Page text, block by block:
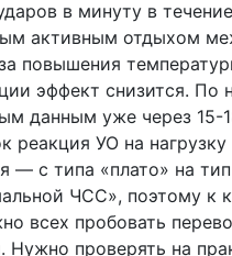
в минуту в
активным отдыхом
повышения
эффект снизится. По
данным уже через 15-
реакция УО на
— с типа «плато» на
ЧСС», поэтому к
всех пробовать
Нужно проверять на